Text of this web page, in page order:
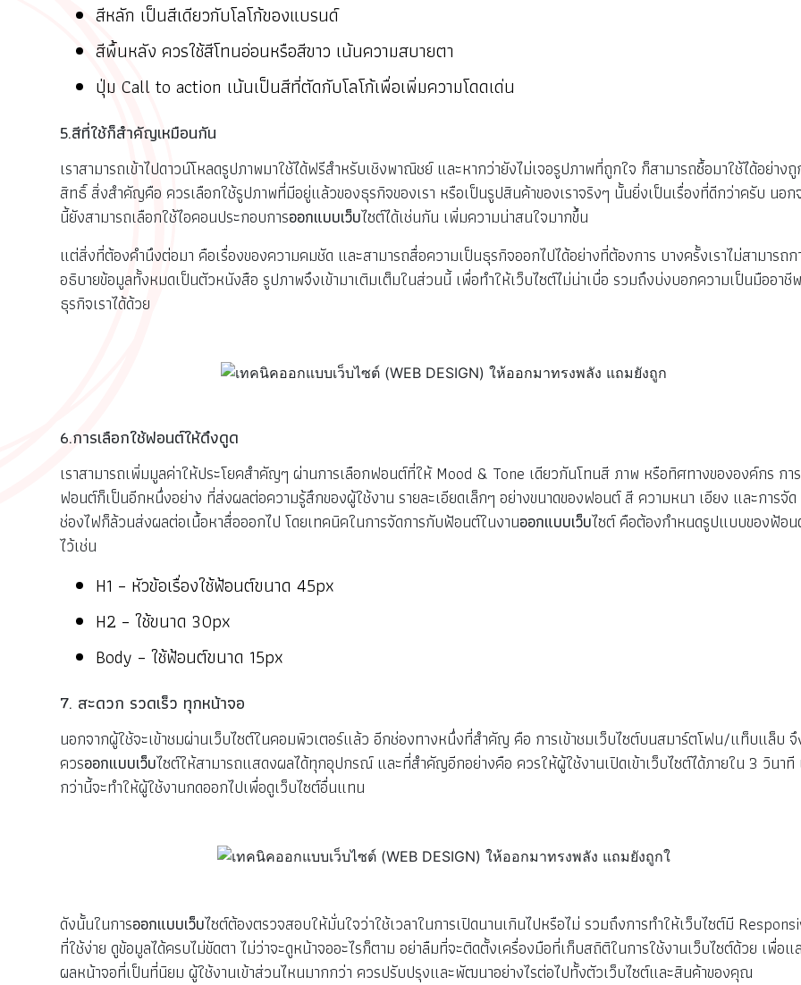
สีหลัก เป็นสีเดียวกับโลโก้ของแบรนด์
สีพื้นหลัง ควรใช้สีโทนอ่อนหรือสีขาว เน้นความสบายตา
ปุ่ม Call to action เน้นเป็นสีที่ตัดกับโลโก้เพื่อเพิ่มความโดดเด่น
5.สีที่ใช้ก็สำคัญเหมือนกัน
เราสามารถเข้าไปดาวน์โหลดรูปภาพมาใช้ได้ฟรีสำหรับเชิงพาณิชย์ และหากว่ายังไม่เจอรูปภาพที่ถูกใจ ก็สามารถซื้อมาใช้ได้อย่าง
สิทธิ์ สิ่งสำคัญคือ ควรเลือกใช้รูปภาพที่มีอยู่แล้วของธุรกิจของเรา หรือเป็นรูปสินค้าของเราจริงๆ นั้นยิ่งเป็นเรื่องที่ดีกว่าครับ นอก
นี้ยังสามารถเลือกใช้ไอคอนประกอบการออกแบบเว็บไซต์ได้เช่นกัน เพิ่มความน่าสนใจมากขึ้น
แต่สิ่งที่ต้องคำนึงต่อมา คือเรื่องของความคมชัด และสามารถสื่อความเป็นธุรกิจออกไปได้อย่างที่ต้องการ บางครั้งเราไม่สามารถก
อธิบายข้อมูลทั้งหมดเป็นตัวหนังสือ รูปภาพจึงเข้ามาเติมเต็มในส่วนนี้ เพื่อทำให้เว็บไซต์ไม่น่าเบื่อ รวมถึงบ่งบอกความเป็นมืออาชี
ธุรกิจเราได้ด้วย
6.การเลือกใช้ฟอนต์ให้ดึงดูด
เราสามารถเพิ่มมูลค่าให้ประโยคสำคัญๆ ผ่านการเลือกฟอนต์ที่ให้ Mood & Tone เดียวกันโทนสี ภาพ หรือทิศทางขององค์กร กา
ฟอนต์ก็เป็นอีกหนึ่งอย่าง ที่ส่งผลต่อความรู้สึกของผู้ใช้งาน รายละเอียดเล็กๆ อย่างขนาดของฟอนต์ สี ความหนา เอียง และการจัด
ช่องไฟก็ล้วนส่งผลต่อเนื้อหาสื่อออกไป โดยเทคนิคในการจัดการกับฟ้อนต์ในงานออกแบบเว็บไซต์ คือต้องกำหนดรูปแบบของฟ้อน
ไว้เช่น
H1 – หัวข้อเรื่องใช้ฟ้อนต์ขนาด 45px
H2 – ใช้ขนาด 30px
Body – ใช้ฟ้อนต์ขนาด 15px
7. สะดวก รวดเร็ว ทุกหน้าจอ
นอกจากผู้ใช้จะเข้าชมผ่านเว็บไซต์ในคอมพิวเตอร์แล้ว อีกช่องทางหนึ่งที่สำคัญ คือ การเข้าชมเว็บไซต์บนสมาร์ตโฟน/แท็บแล็บ
ควรออกแบบเว็บไซต์ให้สามารถแสดงผลได้ทุกอุปกรณ์ และที่สำคัญอีกอย่างคือ ควรให้ผู้ใช้งานเปิดเข้าเว็บไซต์ได้ภายใน 3 วินาที
กว่านี้จะทำให้ผู้ใช้งานกดออกไปเพื่อดูเว็บไซต์อื่นแทน
ดังนั้นในการออกแบบเว็บไซต์ต้องตรวจสอบให้มั่นใจว่าใช้เวลาในการเปิดนานเกินไปหรือไม่ รวมถึงการทำให้เว็บไซต์มี
ที่ใช้ง่าย ดูข้อมูลได้ครบไม่ขัดตา ไม่ว่าจะดูหน้าจออะไรก็ตาม อย่าลืมที่จะติดตั้งเครื่องมือที่เก็บสถิติในการใช้งานเว็บไซต์ด้วย เพื่อ
ผลหน้าจอที่เป็นที่นิยม ผู้ใช้งานเข้าส่วนไหนมากกว่า ควรปรับปรุงและพัฒนาอย่างไรต่อไปทั้งตัวเว็บไซต์และสินค้าของคุณ